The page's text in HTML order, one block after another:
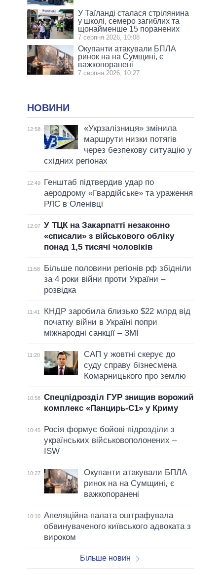
У Таїланді сталася стрілянина
у школі, семеро загиблих та
щонайменше 15 поранених
7 серпня 2026, 10:08
Окупанти атакували БПЛА
ринок на на Сумщині, є
важкопоранені
7 серпня 2026, 10:27
НОВИНИ
12:58
«Укрзалізниця» змінила
маршрути низки потягів
через безпекову ситуацію у
східних регіонах
12:49
Генштаб підтвердив удар по
аеродрому «Гвардійське» та ураження
РЛС в Оленівці
12:07 У ТЦК на Закарпатті незаконно
«списали» з військового обліку
понад 1,5 тисячі чоловіків
11:58
Більше половини регіонів рф збідніли
за 4 роки війни проти України –
розвідка
11:41
КНДР заробила близько $22 млрд від
початку війни в Україні попри
міжнародні санкції – ЗМІ
11:20
САП у жовтні скерує до
суду справу бізнесмена
Комарницького про землю
10:58 Спецпідрозділ ГУР знищив ворожий
комплекс «Панцирь-С1» у Криму
10:45
Росія формує бойові підрозділи з
українських військовополонених –
ISW
10:27
Окупанти атакували БПЛА
ринок на на Сумщині, є
важкопоранені
10:10 Апеляційна палата оштрафувала
обвинуваченого київського адвоката з
вироком
Більше новин